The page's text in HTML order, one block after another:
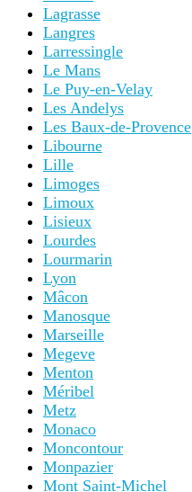
Lagrasse
Langres
Larressingle
Le Mans
Le Puy-en-Velay
Les Andelys
Les Baux-de-Provence
Libourne
Lille
Limoges
Limoux
Lisieux
Lourdes
Lourmarin
Lyon
Mâcon
Manosque
Marseille
Megeve
Menton
Méribel
Metz
Monaco
Moncontour
Monpazier
Mont Saint-Michel